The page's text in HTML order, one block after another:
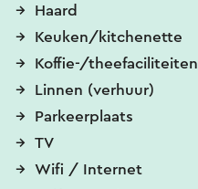
Haard
Keuken/kitchenette
Koffie-/theefaciliteiten
Linnen (verhuur)
Parkeerplaats
TV
Wifi / Internet